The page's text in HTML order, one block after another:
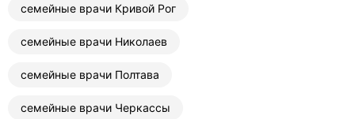
семейные врачи Кривой Рог
семейные врачи Николаев
семейные врачи Полтава
семейные врачи Черкассы